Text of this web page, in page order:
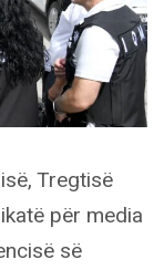
Tregtisë
për media
së